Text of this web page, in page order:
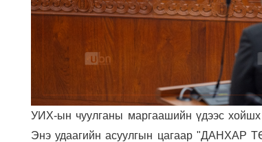
УИХ-ын чуулганы маргаашийн үдээс
Энэ удаагийн асуулгын цагаар "ДАНХАР